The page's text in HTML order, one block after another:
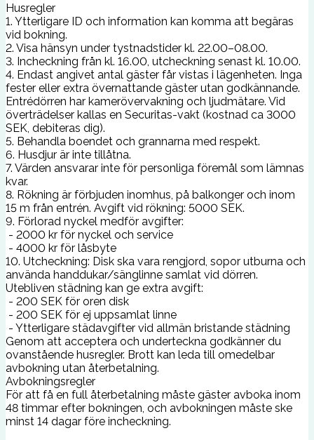
Husregler
1. Ytterligare ID och information kan komma att begäras
vid bokning.
2. Visa hänsyn under tystnadstider kl. 22.00–08.00.
3. Incheckning från kl. 16.00, utcheckning senast kl. 10.00.
4. Endast angivet antal gäster får vistas i lägenheten. Inga
fester eller extra övernattande gäster utan godkännande.
Entrédörren har kamerövervakning och ljudmätare. Vid
överträdelser kallas en Securitas-vakt (kostnad ca 3000
SEK, debiteras dig).
5. Behandla boendet och grannarna med respekt.
6. Husdjur är inte tillåtna.
7. Värden ansvarar inte för personliga föremål som lämnas
kvar.
8. Rökning är förbjuden inomhus, på balkonger och inom
15 m från entrén. Avgift vid rökning: 5000 SEK.
9. Förlorad nyckel medför avgifter:
- 2000 kr för nyckel och service
- 4000 kr för låsbyte
10. Utcheckning: Disk ska vara rengjord, sopor utburna och
använda handdukar/sänglinne samlat vid dörren.
Utebliven städning kan ge extra avgift:
- 200 SEK för oren disk
- 200 SEK för ej uppsamlat linne
- Ytterligare städavgifter vid allmän bristande städning
Genom att acceptera och underteckna godkänner du
ovanstående husregler. Brott kan leda till omedelbar
avbokning utan återbetalning.
Avbokningsregler
För att få en full återbetalning måste gäster avboka inom
48 timmar efter bokningen, och avbokningen måste ske
minst 14 dagar före incheckning.